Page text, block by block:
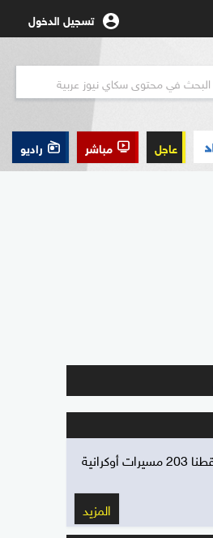
تسجيل الدخول
عاجل مباشر راديو
وزارة الدفاع الروسية: أسقطنا 203 مسيرات أوكرانية
المزيد